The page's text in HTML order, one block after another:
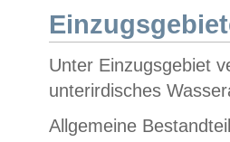
Unter Einzugsgebiet
unterirdisches
Allgemeine